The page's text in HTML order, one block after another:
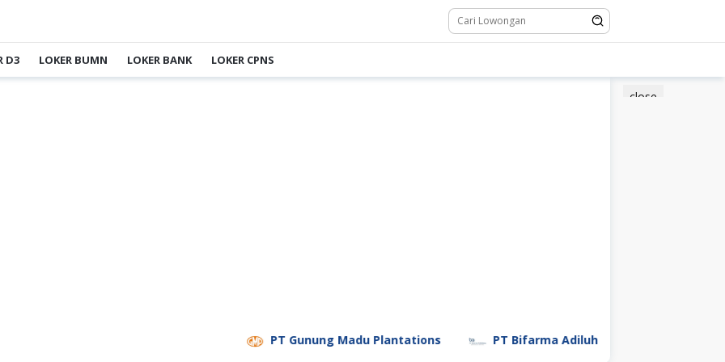
D3 LOKER BUMN LOKER BANK LOKER CPNS
close
PT Gunung Madu Plantations PT Bifarma Adiluhung (a Kalbe Company)